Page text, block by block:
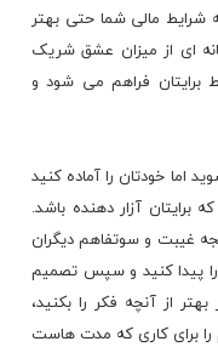
مالی شما حتی بهتر
ای از میزان عشق شریک
برایتان فراهم می شود و
اما خودتان را آماده کنید
برایتان آزار دهنده باشد.
غیبت و سوتفاهم دیگران
پیدا کنید و سپس تصمیم
از آنچه فکر را بکنید،
را برای کاری که مدت هاست